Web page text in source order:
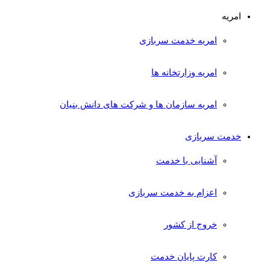
امریه
امریه خدمت سربازی
امریه وزارتخانه ها
امریه سازمان ها و شرکت های دانش بنیان
خدمت سربازی
آشنایی با خدمت
اعزام به خدمت سربازی
خروج از کشور
کارت پایان خدمت